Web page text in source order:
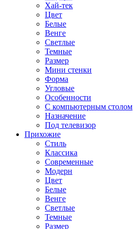
Хай-тек
Цвет
Белые
Венге
Светлые
Темные
Размер
Мини стенки
Форма
Угловые
Особенности
С компьютерным столом
Назначение
Под телевизор
Прихожие
Стиль
Классика
Современные
Модерн
Цвет
Белые
Венге
Светлые
Темные
Размер